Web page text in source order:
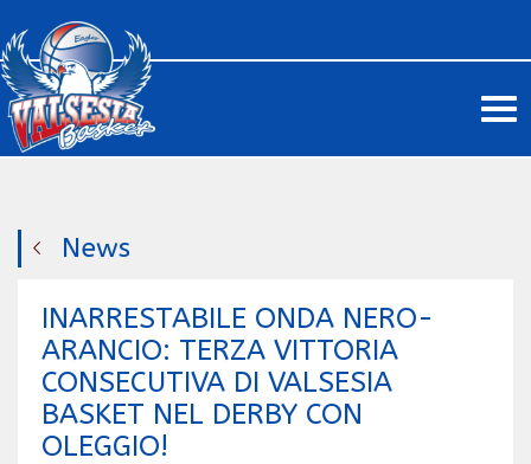
News
INARRESTABILE ONDA NERO-
ARANCIO: TERZA VITTORIA
CONSECUTIVA DI VALSESIA
BASKET NEL DERBY CON
OLEGGIO!